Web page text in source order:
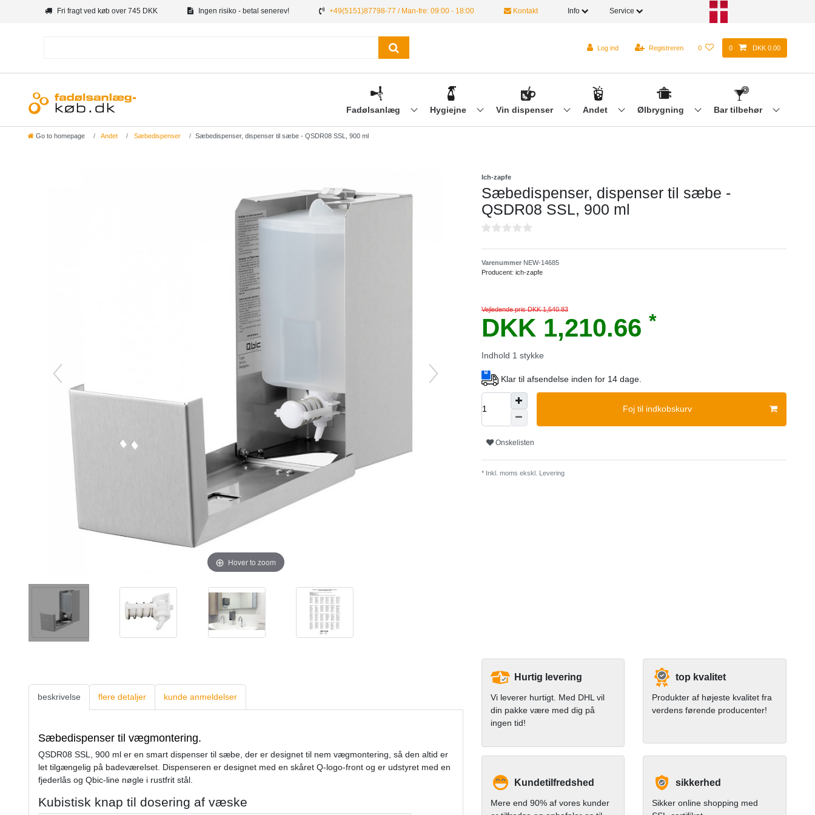
Fri fragt ved køb over 745 DKK Ingen risiko - betal senerev! +49(5151)87798-77 / Man-fre: 09:00 - 18:00 Kontakt Info Service
Log ind Registreren 0 0 DKK 0.00
Fadølsanlæg Hygiejne Vin dispenser Andet Ølbrygning Bar tilbehør
Go to homepage Andet Sæbedispenser Sæbedispenser, dispenser til sæbe - QSDR08 SSL, 900 ml
Hover to zoom
Ich-zapfe
Sæbedispenser, dispenser til sæbe -
QSDR08 SSL, 900 ml
Varenummer NEW-14685
Producent: ich-zapfe
Vejledende pris DKK 1,540.83
DKK 1,210.66 *
Indhold 1 stykke
Klar til afsendelse inden for 14 dage.
Foj til indkobskurv
Onskelisten
* Inkl. moms ekskl. Levering
beskrivelse flere detaljer kunde anmeldelser
Sæbedispenser til vægmontering.
QSDR08 SSL, 900 ml er en smart dispenser til sæbe, der er designet til nem vægmontering, så den altid er
let tilgængelig på badeværelset. Dispenseren er designet med en skåret Q-logo-front og er udstyret med en
fjederlås og Qbic-line nøgle i rustfrit stål.
Kubistisk knap til dosering af væske
Hurtig levering
Vi leverer hurtigt. Med DHL vil
din pakke være med dig på
ingen tid!
top kvalitet
Produkter af højeste kvalitet fra
verdens førende producenter!
Kundetilfredshed
Mere end 90% af vores kunder
sikkerhed
Sikker online shopping med